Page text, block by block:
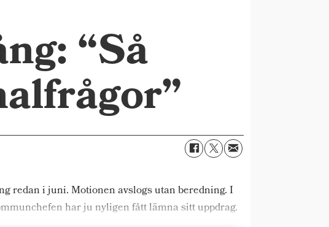
“Så
redan i juni. Motionen avslogs utan beredning. I
har ju nyligen fått lämna sitt uppdrag.